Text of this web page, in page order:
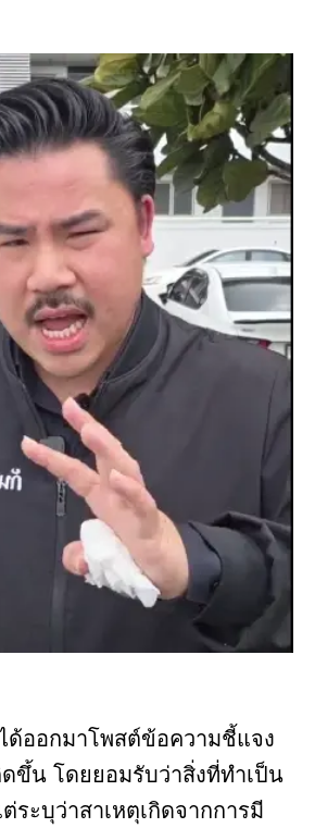
ด้ออกมาโพสต์ข้อความชี้แจง
ขึ้น โดยยอมรับว่าสิ่งที่ทำเป็น
ระบุว่าสาเหตุเกิดจากการมี